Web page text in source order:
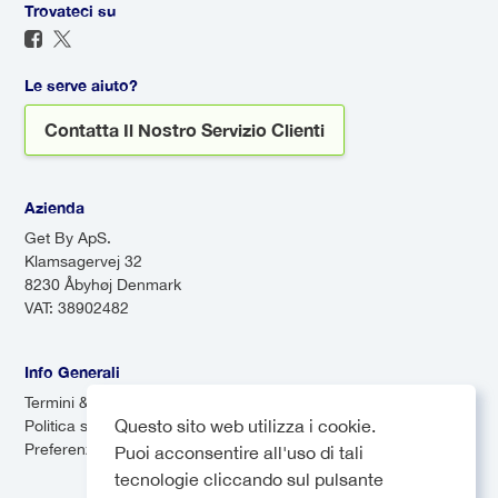
Questo sito web utilizza i cookie.
Puoi acconsentire all'uso di tali
tecnologie cliccando sul pulsante
passeggeri in vari luoghi. Mentre
più tempo a causa delle
numerose fermate.
ritardo, assicurandoti di non
trasporto all'arrivo.
Trovateci su
Le serve aiuto?
Contatta Il Nostro Servizio Clienti
Azienda
Get By ApS.
Klamsagervej 32
8230 Åbyhøj Denmark
VAT: 38902482
Info Generali
Termini & Condizioni
Politica sulla privacy
Preferenze dei cookie